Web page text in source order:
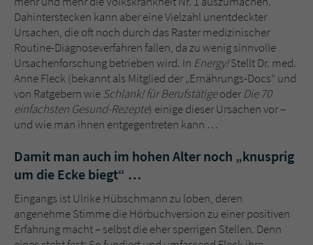
Dahinterstecken kann aber eine Vielzahl unentdeckter
Ursachen, die oft noch durch das Raster medizinischer
Routine-Diagnoseverfahren fallen, da zu wenig sinnvolle
Ursachenforschung betrieben wird. In Energy!Stellt Dr. med.
Anne Fleck (bekannt als Mitglied der „Ernährungs-Docs“ und
von Ratgebern wieSchlank! für BerufstätigeoderDie 70
einfachsten Gesund-Rezepte) einige dieser Ursachen vor –
und wie man ihnen entgegentreten kann …
Damit man auch im hohen Alter noch „knusprig
um die Ecke biegt“ …
Eingangs ist Ulrike Hübschmann zu loben, deren
angenehme Stimme die Hörbuchversion zu einer positiven
Erfahrung macht – selbst die eher sperrigen Stellen. Denn
Zweck
Dieses Cookie gewährleistet die
Kommunikation der Webseite mit dem
Benutzer. Es wird benötigt um z. B. den
Sicherheitscode des Kontaktformulars zu
überprüfen.